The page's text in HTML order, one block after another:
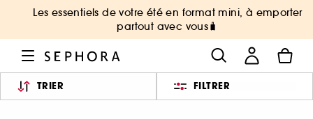
Les essentiels de votre été en format mini, à emporter
partout avec vous🧳
TRIER FILTRER